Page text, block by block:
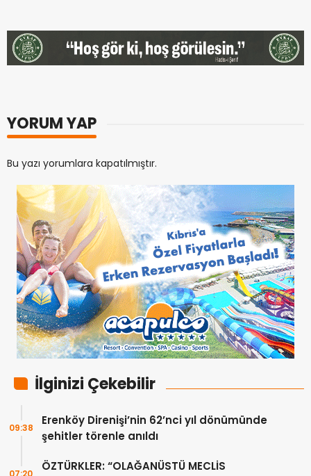
YORUM YAP
Bu yazı yorumlara kapatılmıştır.
İlginizi Çekebilir
Erenköy Direnişi’nin 62’nci yıl dönümünde
şehitler törenle anıldı
09:38
ÖZTÜRKLER: “OLAĞANÜSTÜ MECLİS